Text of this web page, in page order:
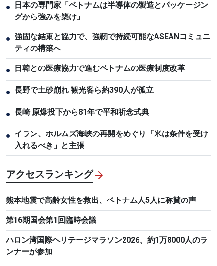
●
日本の専門家「ベトナムは半導体の製造とパッケージン
グから強みを築け」
● 強固な結束と協力で、強靭で持続可能なASEANコミュニ
ティの構築へ
● 日韓との医療協力で進むベトナムの医療制度改革
● 長野で土砂崩れ 観光客ら約390人が孤立
● 長崎 原爆投下から81年で平和祈念式典
● イラン、ホルムズ海峡の再開をめぐり「米は条件を受け
入れるべき」と主張
アクセスランキング
熊本地震で高齢女性を救出、ベトナム人5人に称賛の声
第16期国会第1回臨時会議
ハロン湾国際ヘリテージマラソン2026、約1万8000人のラ
ンナーが参加